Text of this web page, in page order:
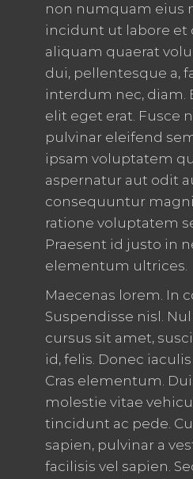
non numquam eius
incidunt ut labore et
aliquam quaerat
dui, pellentesque a,
interdum nec, diam.
elit eget erat. Fusce
pulvinar eleifend
ipsam voluptatem
aspernatur aut odit
consequuntur
ratione voluptatem
Praesent id justo in
elementum ultrices.
Maecenas lorem. In
Suspendisse nisl.
cursus sit amet,
id, felis. Donec
Cras elementum.
molestie vitae
tincidunt ac pede.
sapien, pulvinar a
facilisis vel sapien.